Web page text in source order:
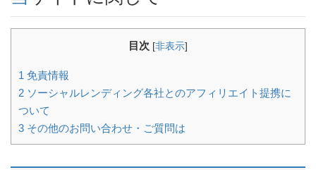
目次 [非表示]
1 免責情報
2 ソーシャルレンディング各社とのアフィリエイト提携に
ついて
3 その他のお問い合わせ・ご質問は